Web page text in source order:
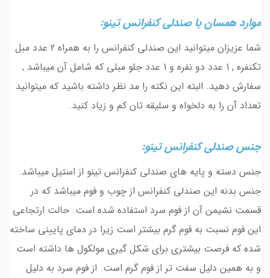
موارد همسان با صندلی کنفرانس تینو:
شما عزیزان میتوانید این صندلی کنفرانس را به همراه 2 عدد مبل
تکنفره , 1 عدد دو نفره و 1 عدد جلو مبلی که شامل آن میباشد ,
سفارش دهید. البته این نکته را مد نظر داشته باشید که میتوانید
تعداد آن را به دلخواه و سلیقه تان کم و زیاد کنید.
جنس صندلی کنفرانس تینو:
جنس دسته و پایه های صندلی کنفرانس تینو از استیل میباشد.
جنس بدنه این صندلی کنفرانس از چوب و فوم میباشد که در
قسمت نشیمن آن از فوم سرد استفاده شده است. حالت ارتجاعی
این فوم نسبت به فوم گرم بیشتر است زیرا در دمای پایینی ساخته
شده که فرصت بیشتری برای شکل گیری مولکول ها داشته است
و به همین دلیل سفت تر از فوم گرم است. از فوم سرد به دلیل